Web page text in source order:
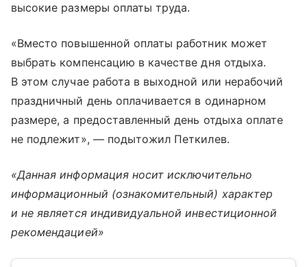
высокие размеры оплаты труда.
«Вместо повышенной оплаты работник может
выбрать компенсацию в качестве дня отдыха.
В этом случае работа в выходной или нерабочий
праздничный день оплачивается в одинарном
размере, а предоставленный день отдыха оплате
не подлежит», — подытожил Петкилев.
«Данная информация носит исключительно
информационный (ознакомительный) характер
и не является индивидуальной инвестиционной
рекомендацией»